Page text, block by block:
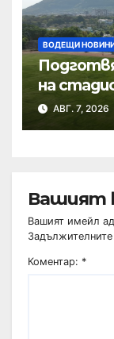
ВОДЕЩИ
на
АВГ. 7, 2026
Вашият
Вашият имейл
Коментар: *